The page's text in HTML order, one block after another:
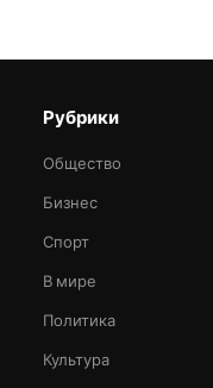
Рубрики
Общество
Бизнес
Спорт
В мире
Политика
Культура